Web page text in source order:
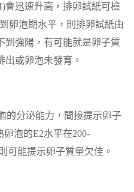
會迅速升高，排卵試紙可檢
卵泡期水平，則排卵試紙由
到強陽，有可能就是卵子質
出或卵泡未發育。
的分泌能力，間接提示卵子
卵泡的E2水平在200-
可能提示卵子質量欠佳。